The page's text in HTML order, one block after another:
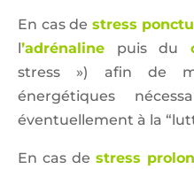
En cas de stress
l’adrénaline puis du
stress ») afin de
énergétiques
éventuellement à la
En cas de stress